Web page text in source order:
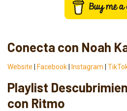
Conecta con Noah
Website Facebook Instagram
Playlist
con Ritmo